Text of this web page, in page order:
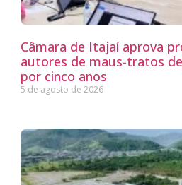
Câmara de Itajaí aprova
autores de maus-tratos
por cinco anos
5 de agosto de 2026